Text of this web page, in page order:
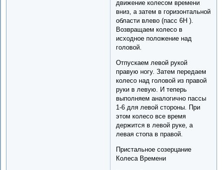
движение колесом времени
вниз, а затем в горизонтальной
области влево (пасс 6H ).
Возвращаем колесо в
исходное положение над
головой.
Отпускаем левой рукой
правую ногу. Затем передаем
колесо над головой из правой
руки в левую. И теперь
выполняем аналогично пассы
1-6 для левой стороны. При
этом колесо все время
держится в левой руке, а
левая стопа в правой.
Пристальное созерцание
Колеса Времени